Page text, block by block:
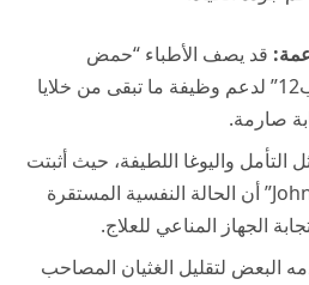
قد يصف الأطباء “حمض
الفوليك” أو “فيتامين ب12” لدعم وظيفة ما تبقى من خلايا
صارمة.
التأمل واليوغا اللطيفة، حيث أثبتت
دراسات “Johns Hopkins” أن الحالة النفسية المستقرة
الجهاز المناعي للعلاج.
البعض لتقليل الغثيان المصاحب